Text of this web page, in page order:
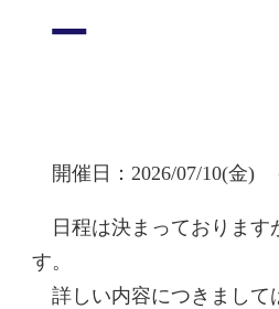
ー
開催日：2026/07/10(金)
日程は決まっております
す。
詳しい内容につきまして